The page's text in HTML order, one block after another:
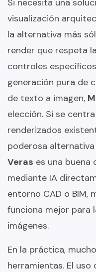
visualización
la alternativa más
render que respeta
controles
generación pura de
de texto a imagen,
elección. Si se
renderizados
poderosa
Veras es una buena
mediante IA
entorno CAD o BIM,
funciona mejor para
imágenes.
En la práctica,
herramientas. El